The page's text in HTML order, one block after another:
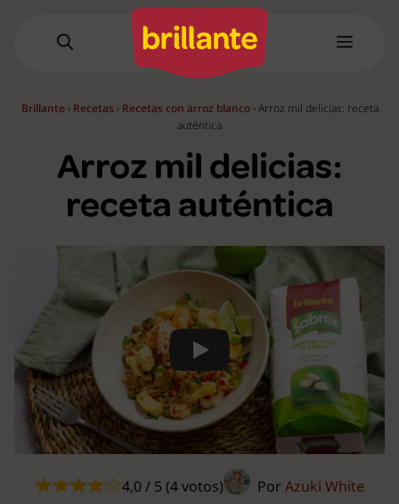
Menú
Brillante › Recetas › Recetas con arroz blanco›Arroz mil delicias: receta
auténtica
Arroz mil delicias:
receta auténtica
Play
4,0 / 5 (4 votos) Por Azuki White